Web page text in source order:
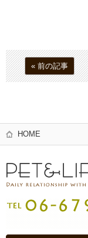
« 前の記事
HOME